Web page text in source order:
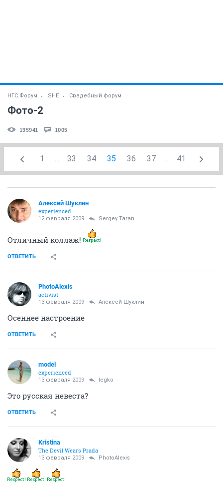
НГС.Форум SHE Свадебный форум
Фото-2
135941 1005
1 ... 33 34 35 36 37 ... 41
Алексей Шуклин
experienced
12 февраля 2009 Sergey Taran
Отличный коллаж!
ОТВЕТИТЬ
PhotoAlexis
activist
13 февраля 2009 Алексей Шуклин
Осеннее настроение
ОТВЕТИТЬ
model
experienced
13 февраля 2009 legko
Это русская невеста?
ОТВЕТИТЬ
Kristina
The Devil Wears Prada
13 февраля 2009 PhotoAlexis